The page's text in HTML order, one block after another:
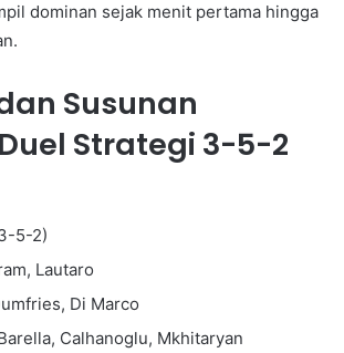
dominan sejak menit pertama hingga
Susunan
Strategi 3-5-2
5-2)
Lautaro
Di Marco
Calhanoglu, Mkhitaryan